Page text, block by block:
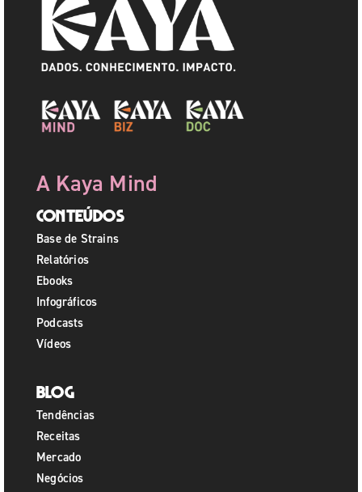
A Kaya Mind
Conteúdos
Base de Strains
Relatórios
Ebooks
Infográficos
Podcasts
Vídeos
Blog
Tendências
Receitas
Mercado
Negócios